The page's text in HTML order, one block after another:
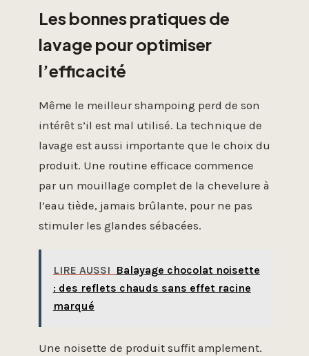
Les bonnes pratiques de
lavage pour optimiser
l’efficacité
Même le meilleur shampoing perd de son
intérêt s’il est mal utilisé. La technique de
lavage est aussi importante que le choix du
produit. Une routine efficace commence
par un mouillage complet de la chevelure à
l’eau tiède, jamais brûlante, pour ne pas
stimuler les glandes sébacées.
LIRE AUSSI Balayage chocolat noisette
: des reflets chauds sans effet racine
marqué
Une noisette de produit suffit amplement.